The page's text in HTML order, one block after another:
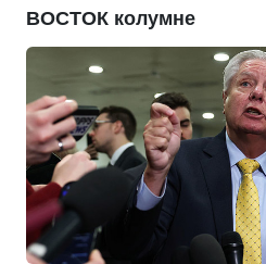
ВОСТОК колумне